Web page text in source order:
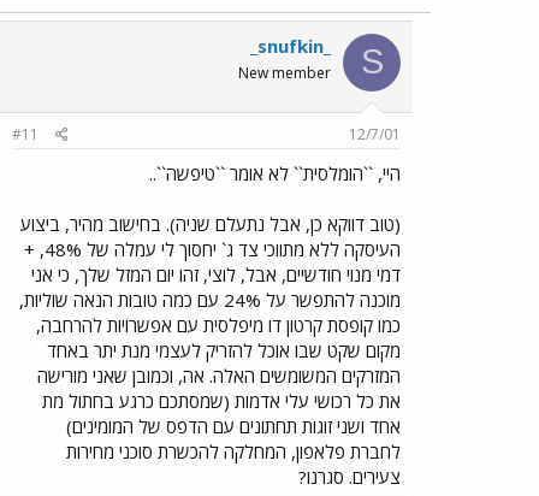
S
_snufkin_
New member
12/7/01
#11
היי, ``הומלסית`` לא אומר ``טיפשה``..
(טוב דווקא כן, אבל נתעלם שניה). בחישוב מהיר, ביצוע
העיסקה ללא מתווכי צד ג` יחסוך לי עמלה של 48%, +
דמי מנוי חודשיים, אבל, לוצי, זהו יום המזל שלך, כי אני
מוכנה להתפשר על 24% עם כמה טובות הנאה שוליות,
כמו קופסת קרטון דו מיפלסית עם אפשרויות להרחבה,
מקום שקט שבו אוכל להזריק לעצמי מנת יתר באחד
המזרקים המשומשים האלה. אה, וכמובן שאני מורישה
את כל רכושי עלי אדמות (שמסתכם כרגע בחתול מת
אחד ושני זוגות תחתונים עם הדפס של המומינים)
לחברת פלאפון, המחלקה להכשרת סוכני מחירות
צעירים. סגרנו?